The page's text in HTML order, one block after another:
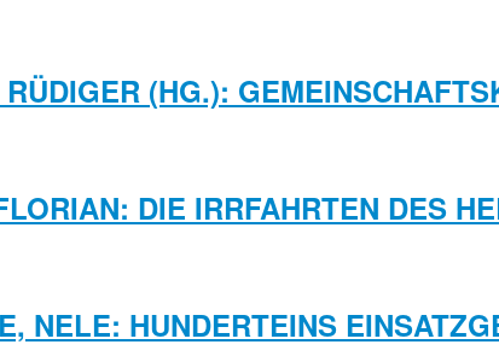
(HG.):
DIE IRRFAHRTEN DES
NELE: HUNDERTEINS